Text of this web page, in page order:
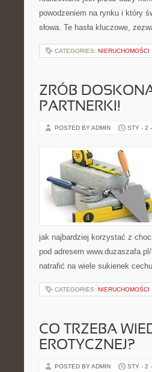
powodzeniem na rynku i który
słowa. Te hasła kluczowe,
CATEGORIES: NIERUCHOMOŚCI
ZRÓB
PARTNERKI!
POSTED BY ADMIN STY - 2
jak najbardziej korzystać z
pod adresem
natrafić na wiele sukienek
CATEGORIES: NIERUCHOMOŚCI
CO TRZEBA
EROTYCZNEJ?
POSTED BY ADMIN STY - 2